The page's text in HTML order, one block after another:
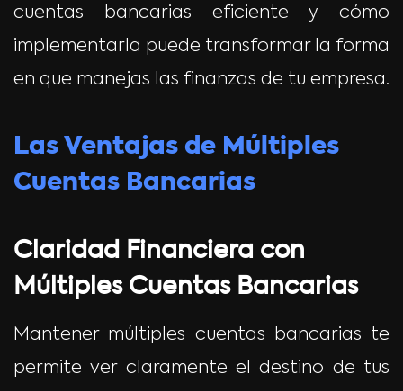
cuentas bancarias eficiente y cómo
implementarla puede transformar la forma
en que manejas las finanzas de tu empresa.
Las Ventajas de Múltiples
Cuentas Bancarias
Claridad Financiera con
Múltiples Cuentas Bancarias
Mantener múltiples cuentas bancarias te
permite ver claramente el destino de tus